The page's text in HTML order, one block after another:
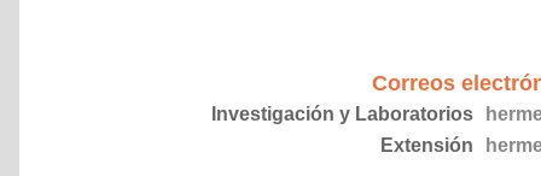
Correos
Investigación y Laboratorios
Extensión